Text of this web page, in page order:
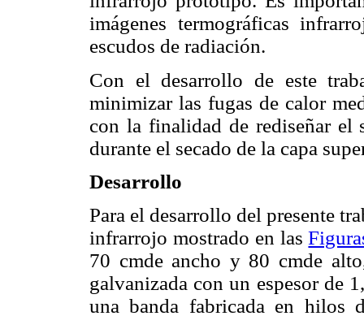
imágenes termográficas
escudos de radiación.
Con el desarrollo de este
minimizar las fugas de calor
con la finalidad de rediseñar el
durante el secado de la capa
Desarrollo
Para el desarrollo del presente
infrarrojo mostrado en las
70 cmde ancho y 80 cmde
galvanizada con un espesor de
una banda fabricada en hilos